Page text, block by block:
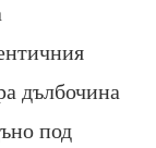
дълбочина
под